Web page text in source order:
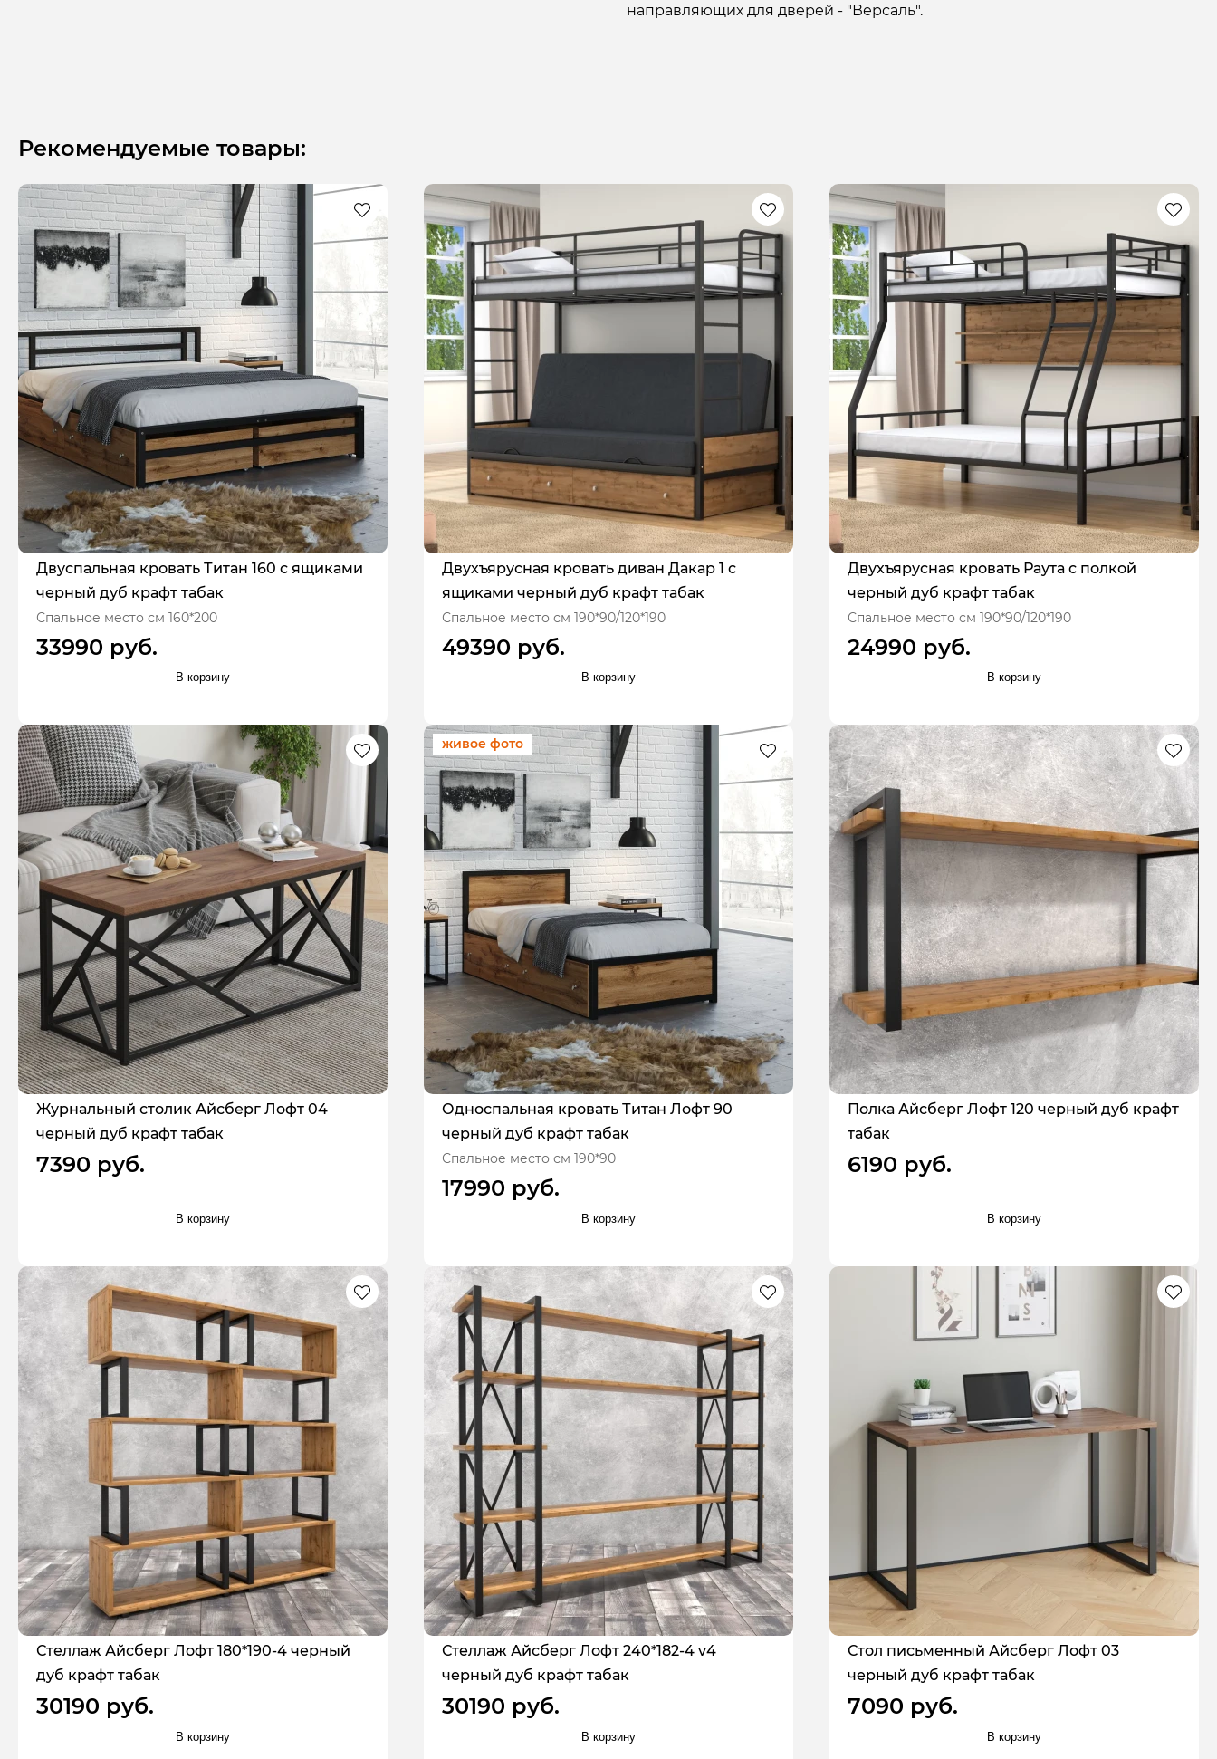
направляющих для дверей - "Версаль".
Рекомендуемые товары:
Двуспальная кровать Титан 160 с ящиками
черный дуб крафт табак
Спальное место см 160*200
33990 руб.
В корзину
Двухъярусная кровать диван Дакар 1 с
ящиками черный дуб крафт табак
Спальное место см 190*90/120*190
49390 руб.
В корзину
Двухъярусная кровать Раута с полкой
черный дуб крафт табак
Спальное место см 190*90/120*190
24990 руб.
В корзину
Журнальный столик Айсберг Лофт 04
черный дуб крафт табак
7390 руб.
В корзину
живое фото
Односпальная кровать Титан Лофт 90
черный дуб крафт табак
Спальное место см 190*90
17990 руб.
В корзину
Полка Айсберг Лофт 120 черный дуб крафт
табак
6190 руб.
В корзину
Стеллаж Айсберг Лофт 180*190-4 черный
дуб крафт табак
30190 руб.
В корзину
Стеллаж Айсберг Лофт 240*182-4 v4
черный дуб крафт табак
30190 руб.
В корзину
Стол письменный Айсберг Лофт 03
черный дуб крафт табак
7090 руб.
В корзину